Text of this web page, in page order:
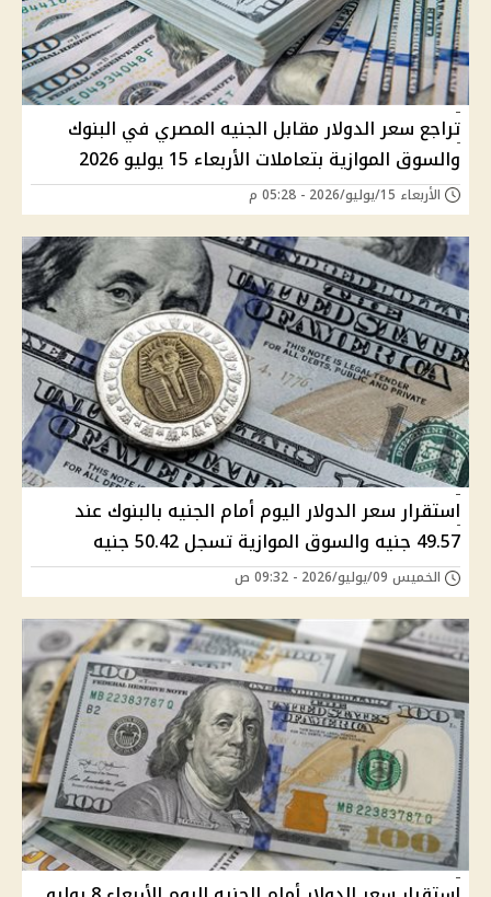
تراجع سعر الدولار مقابل الجنيه المصري في البنوك
والسوق الموازية بتعاملات الأربعاء 15 يوليو 2026
الأربعاء 15/يوليو/2026 - 05:28 م
استقرار سعر الدولار اليوم أمام الجنيه بالبنوك عند
49.57 جنيه والسوق الموازية تسجل 50.42 جنيه
الخميس 09/يوليو/2026 - 09:32 ص